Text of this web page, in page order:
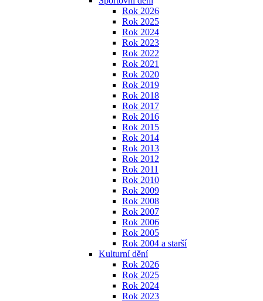
Rok 2026
Rok 2025
Rok 2024
Rok 2023
Rok 2022
Rok 2021
Rok 2020
Rok 2019
Rok 2018
Rok 2017
Rok 2016
Rok 2015
Rok 2014
Rok 2013
Rok 2012
Rok 2011
Rok 2010
Rok 2009
Rok 2008
Rok 2007
Rok 2006
Rok 2005
Rok 2004 a starší
Kulturní dění
Rok 2026
Rok 2025
Rok 2024
Rok 2023